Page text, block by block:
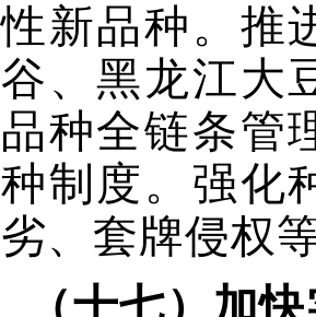
性新品种。推
谷、黑龙江大
品种全链条管
种制度。强化
劣、套牌侵权
（十七）加